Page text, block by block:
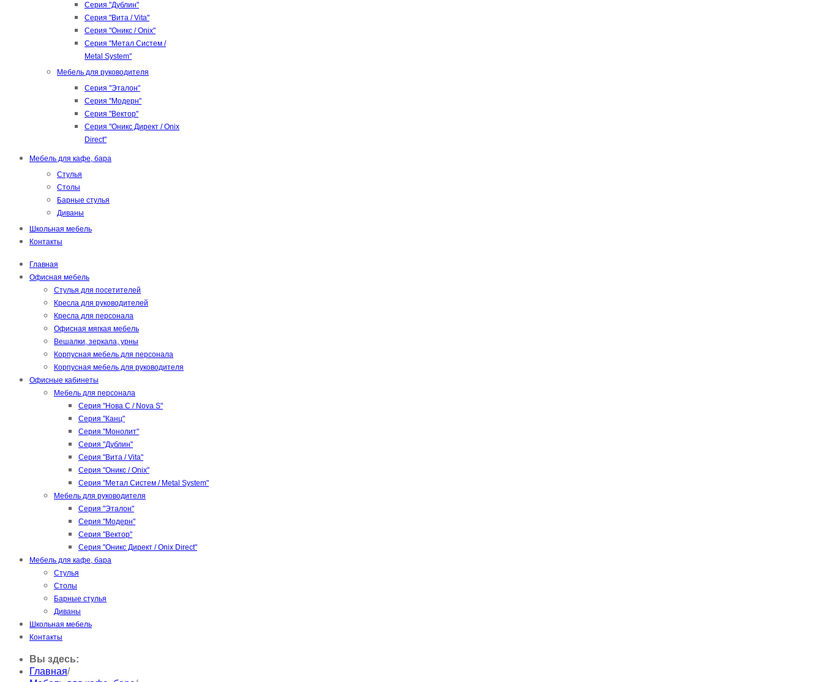
Серия "Дублин"
Серия "Вита / Vita"
Серия "Оникс / Onix"
Серия "Метал Систем /
Metal System"
Мебель для руководителя
Серия "Эталон"
Серия "Модерн"
Серия "Вектор"
Серия "Оникс Директ / Onix
Direct"
Мебель для кафе, бара
Стулья
Столы
Барные стулья
Диваны
Школьная мебель
Контакты
Главная
Офисная мебель
Стулья для посетителей
Кресла для руководителей
Кресла для персонала
Офисная мягкая мебель
Вешалки, зеркала, урны
Корпусная мебель для персонала
Корпусная мебель для руководителя
Офисные кабинеты
Мебель для персонала
Серия "Нова С / Nova S"
Серия "Канц"
Серия "Монолит"
Серия "Дублин"
Серия "Вита / Vita"
Серия "Оникс / Onix"
Серия "Метал Систем / Metal System"
Мебель для руководителя
Серия "Эталон"
Серия "Модерн"
Серия "Вектор"
Серия "Оникс Директ / Onix Direct"
Мебель для кафе, бара
Стулья
Столы
Барные стулья
Диваны
Школьная мебель
Контакты
Вы здесь:
Главная/